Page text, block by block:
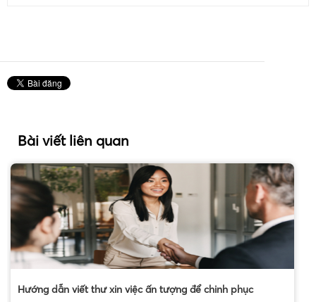
Bài viết liên quan
Hướng dẫn viết thư xin việc ấn tượng để chinh phục